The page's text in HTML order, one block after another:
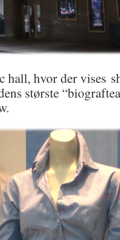
hvor der vises
største